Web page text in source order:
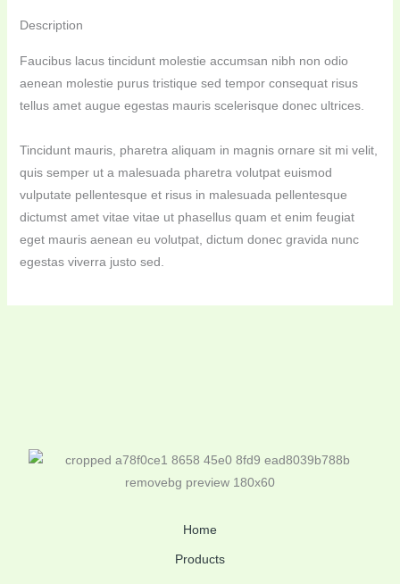
Description
Faucibus lacus tincidunt molestie accumsan nibh non odio
aenean molestie purus tristique sed tempor consequat risus
tellus amet augue egestas mauris scelerisque donec ultrices.
Tincidunt mauris, pharetra aliquam in magnis ornare sit mi velit,
quis semper ut a malesuada pharetra volutpat euismod
vulputate pellentesque et risus in malesuada pellentesque
dictumst amet vitae vitae ut phasellus quam et enim feugiat
eget mauris aenean eu volutpat, dictum donec gravida nunc
egestas viverra justo sed.
Home
Products